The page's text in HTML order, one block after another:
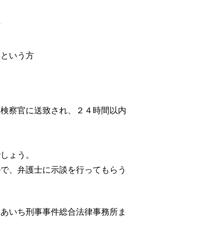
いう方
察官に送致され、２４時間以内
ょう。
、弁護士に示談を行ってもらう
いち刑事事件総合法律事務所ま